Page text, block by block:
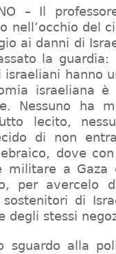
– Il
nell’occhio del
ai danni di
la guardia:
hanno
israeliana è
Nessuno ha
lecito,
di non
dove
militare a
per avercelo
di
degli stessi
sguardo alla